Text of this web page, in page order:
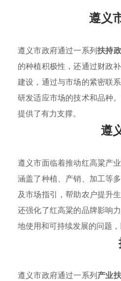
遵义
遵义市政府通过一系列扶持
的种植积极性，还通过财政
建设，通过与市场的紧密联
研发适应市场的技术和品种
提供了有力支撑。
遵
遵义市面临着推动红高粱产
涵盖了种植、产销、加工等
及市场指引，帮助农户提升
还强化了红高粱的品牌影响
地使用和可持续发展的问题
遵义市政府通过一系列产业